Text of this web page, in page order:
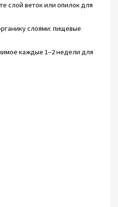
слой веток или опилок для
слоями: пищевые
каждые 1–2 недели для